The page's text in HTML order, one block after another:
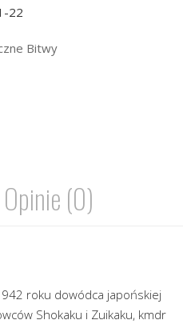
22
Bitwy
Opinie (0)
roku dowódca japońskiej
Shokaku i Zuikaku, kmdr